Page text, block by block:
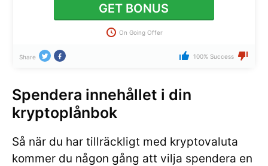
GET BONUS
On Going Offer
Share 100% Success
Spendera innehållet i din
kryptoplånbok
Så när du har tillräckligt med kryptovaluta
kommer du någon gång att vilja spendera en